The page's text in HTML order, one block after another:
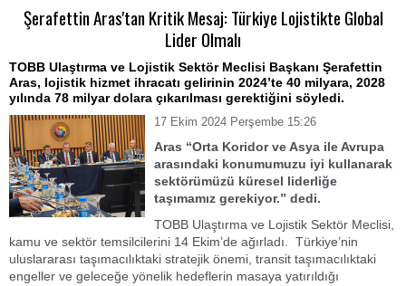
Şerafettin Aras'tan Kritik Mesaj: Türkiye Lojistikte Global
Lider Olmalı
TOBB Ulaştırma ve Lojistik Sektör Meclisi Başkanı Şerafettin
Aras, lojistik hizmet ihracatı gelirinin 2024’te 40 milyara, 2028
yılında 78 milyar dolara çıkarılması gerektiğini söyledi.
17 Ekim 2024 Perşembe 15:26
Aras “Orta Koridor ve Asya ile Avrupa
arasındaki konumumuzu iyi kullanarak
sektörümüzü küresel liderliğe
taşımamız gerekiyor.” dedi.
TOBB Ulaştırma ve Lojistik Sektör Meclisi,
kamu ve sektör temsilcilerini 14 Ekim’de ağırladı. Türkiye’nin
uluslararası taşımacılıktaki stratejik önemi, transit taşımacılıktaki
engeller ve geleceğe yönelik hedeflerin masaya yatırıldığı